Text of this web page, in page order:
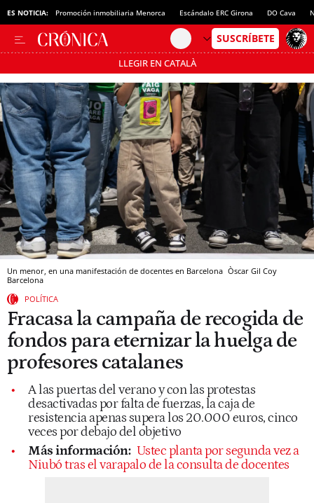
ES NOTICIA: Promoción inmobiliaria Menorca Escándalo ERC Girona DO Cava
LLEGIR EN CATALÀ
Pásate al MODO AHORRO
Un menor, en una manifestación de docentes en Barcelona Òscar Gil Coy
Barcelona
POLÍTICA
Fracasa la campaña de recogida de
fondos para eternizar la huelga de
profesores catalanes
A las puertas del verano y con las protestas
desactivadas por falta de fuerzas, la caja de
resistencia apenas supera los 20.000 euros, cinco
veces por debajo del objetivo
Más información: Ustec planta por segunda vez a
Niubó tras el varapalo de la consulta de docentes